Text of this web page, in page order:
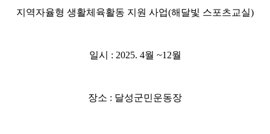
지역자율형 생활체육활동 지원 사업(해달빛 스포츠교실)
일시 : 2025. 4월 ~12월
장소 : 달성군민운동장